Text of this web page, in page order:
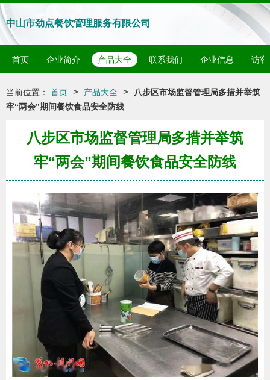
中山市劲点餐饮管理服务有限公司
首页 企业简介 产品大全 联系我们 企业信息 访客
当前位置： 首页 > 产品大全 >
八步区市场监督管理局多措并举筑
牢“两会”期间餐饮食品安全防线
八步区市场监督管理局多措并举筑
牢“两会”期间餐饮食品安全防线